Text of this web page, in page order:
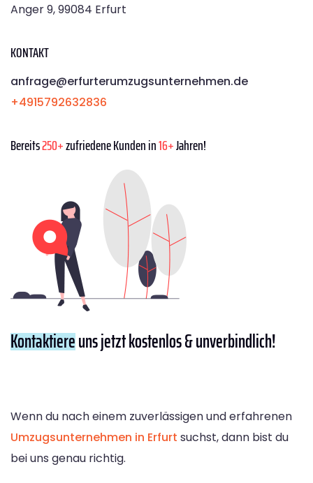
Anger 9, 99084 Erfurt
KONTAKT
anfrage@erfurterumzugsunternehmen.de
+4915792632836
Bereits250+zufriedene Kunden in16+Jahren!
Kontaktiereuns jetzt kostenlos & unverbindlich!
Wenn du nach einem zuverlässigen und erfahrenen
Umzugsunternehmen in Erfurt suchst, dann bist du
bei uns genau richtig.